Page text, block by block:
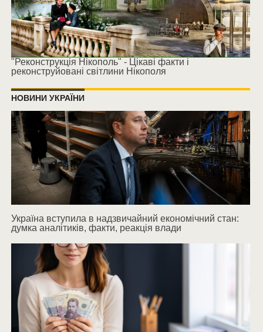
"Реконструкція Нікополь" - Цікаві факти і
реконструйовані світлини Нікополя
НОВИНИ УКРАЇНИ
Україна вступила в надзвичайний економічний стан:
думка аналітиків, факти, реакція влади